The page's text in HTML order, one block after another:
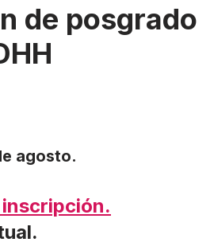
de posgrado
agosto.